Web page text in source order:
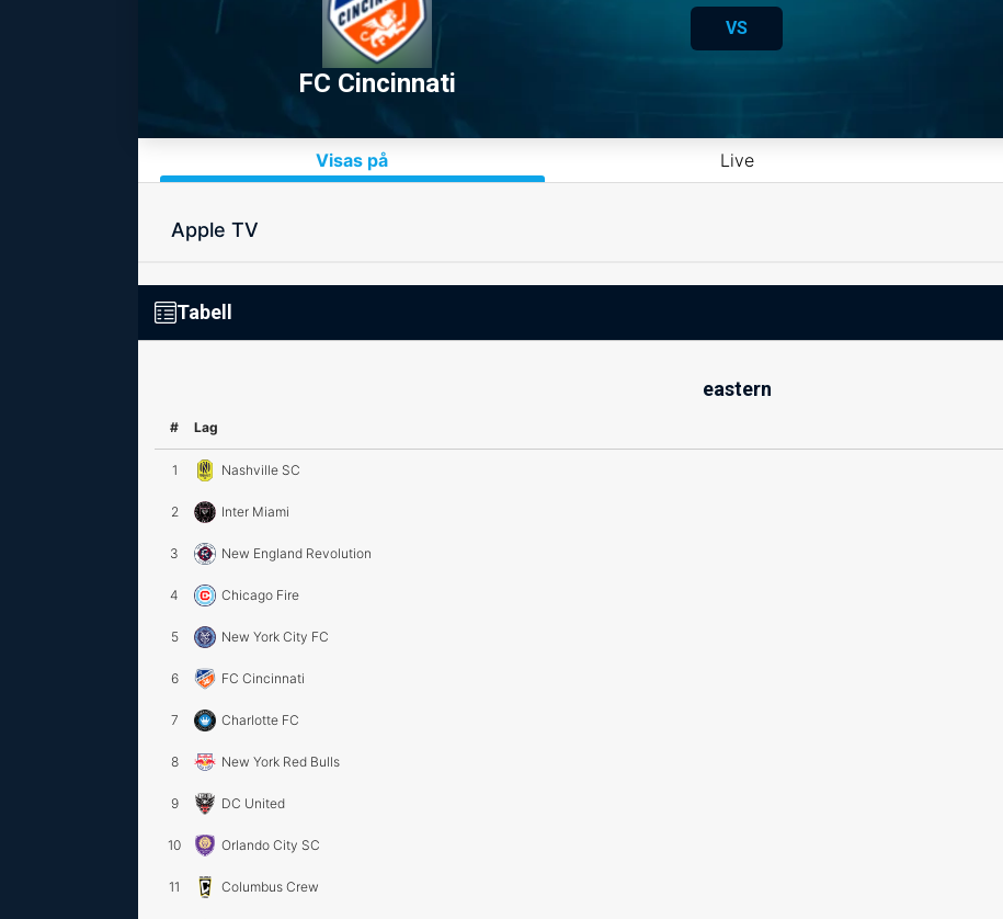
FC Cincinnati
VS
Visas på Live
Apple TV
Tabell
eastern
# Lag
1 Nashville SC
2 Inter Miami
3 New England Revolution
4 Chicago Fire
5 New York City FC
6 FC Cincinnati
7 Charlotte FC
8 New York Red Bulls
9 DC United
10 Orlando City SC
11 Columbus Crew